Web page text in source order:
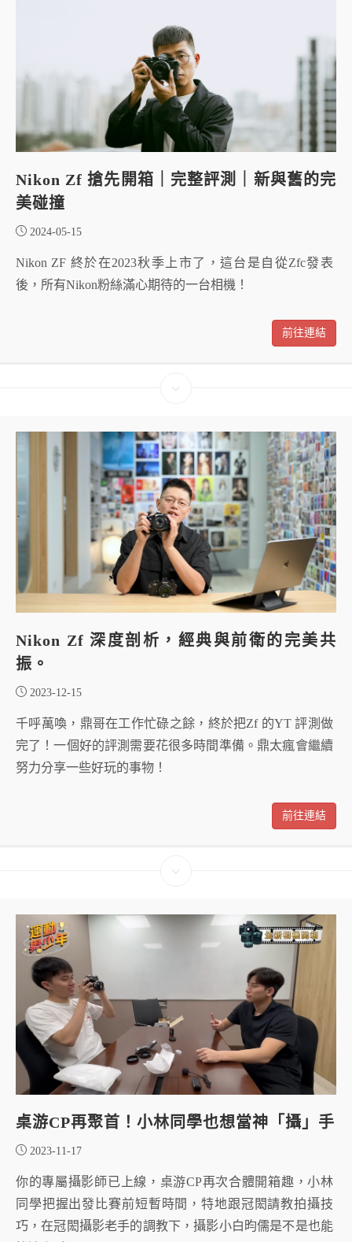
Nikon Zf 搶先開箱｜完整評測｜新與舊的完
美碰撞
2024-05-15
Nikon ZF 終於在2023秋季上市了，這台是自從Zfc發表
後，所有Nikon粉絲滿心期待的一台相機！
前往連結
Nikon Zf 深度剖析，經典與前衛的完美共
振。
2023-12-15
千呼萬喚，鼎哥在工作忙碌之餘，終於把Zf 的YT 評測做
完了！一個好的評測需要花很多時間準備。鼎太瘋會繼續
努力分享一些好玩的事物！
前往連結
桌游CP再聚首！小林同學也想當神「攝」手
2023-11-17
你的專屬攝影師已上線，桌游CP再次合體開箱趣，小林
同學把握出發比賽前短暫時間，特地跟冠閎請教拍攝技
巧，在冠閎攝影老手的調教下，攝影小白昀儒是不是也能